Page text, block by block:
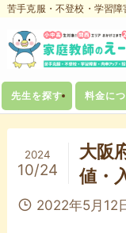
苦手克服・不登校・学習
先生を探す 料金に
大阪
値・
2024
10/24
2022年5月12